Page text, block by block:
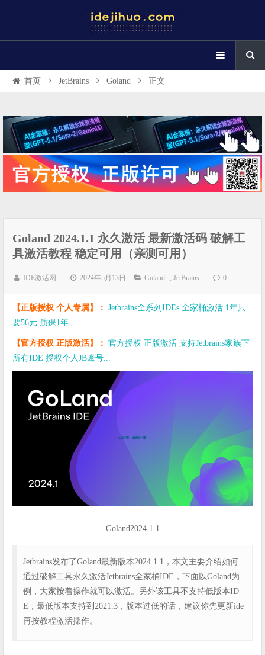
首页 JetBrains Goland 正文
Goland 2024.1.1 永久激活 最新激活码 破解工
具激活教程 稳定可用（亲测可用）
IDE激活网 2024年5月13日 Goland ,JetBrains 0
【正版授权 个人专属】： Jetbrains全系列IDEs 全家桶激活 1年只
要56元 质保1年...
【官方授权 正版激活】： 官方授权 正版激活 支持Jetbrains家族下
所有IDE 授权个人JB账号...
Goland2024.1.1
Jetbrains发布了Goland最新版本2024.1.1，本文主要介绍如何
通过破解工具永久激活Jetbrains全家桶IDE，下面以Goland为
例，大家按着操作就可以激活。另外该工具不支持低版本ID
E，最低版本支持到2021.3，版本过低的话，建议你先更新ide
再按教程激活操作。